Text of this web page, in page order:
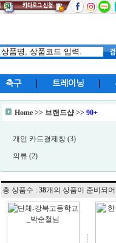
축구 트레이닝
Home >> 브랜드샵 >>90+
개인 카드결제창 (3)
의류 (2)
총 상품수 :38개의 상품이 준비되